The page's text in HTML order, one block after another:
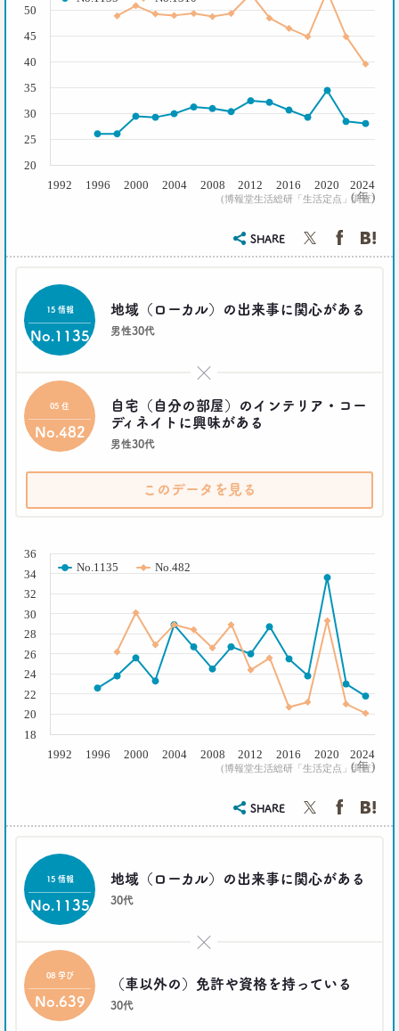
茶色く染まる、日本の食卓
生活総研 上席研究員
スマホ時代の「偶然」との出会いかた
トランプ勝利―自国第一・内向き志向はアメリカだ
け？
三矢正浩
2016.11.30
家族の誕生日祝い、大躍進！
上席研究員
脇田英津子
2016.10.27
「何を見ているのか言ってごらんなさい。あなたが
どんな人だか言ってみせましょう」
博報堂ＤＹメディアパートナーズ メディア環境研究所 主席研究員
( 年 )
(博報堂生活総研「生活定点」調査)
1992 1996 2000 2004 2008 2012 2016 2020 2024
30
20
25
35
40
45
50
SHARE
地域（ローカル）の出来事に関心がある
男性30代
15 情報
No.1135
自宅（自分の部屋）のインテリア・コー
ディネイトに興味がある
男性30代
05 住
No.482
このデータを見る
( 年 )
(博報堂生活総研「生活定点」調査)
No.1135 No.482
1992 1996 2000 2004 2008 2012 2016 2020 2024
20
22
24
26
28
30
32
34
36
18
SHARE
地域（ローカル）の出来事に関心がある
30代
15 情報
No.1135
（車以外の）免許や資格を持っている
30代
08 学び
No.639